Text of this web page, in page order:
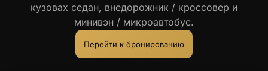
кузовах седан, внедорожник / кроссовер и
минивэн / микроавтобус.
Перейти к бронированию